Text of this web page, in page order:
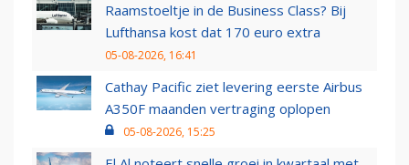
Raamstoeltje in de Business Class? Bij
Lufthansa kost dat 170 euro extra
05-08-2026, 16:41
Cathay Pacific ziet levering eerste Airbus
A350F maanden vertraging oplopen
05-08-2026, 15:25